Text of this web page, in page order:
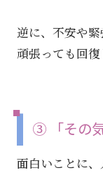
逆に、不安や
頑張っても回復
③ 「その
面白いことに